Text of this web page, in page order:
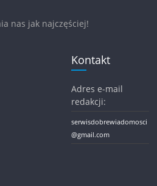
nas jak najczęściej!
Kontakt
Adres e-mail
redakcji:
serwisdobrewiadomosci
@gmail.com